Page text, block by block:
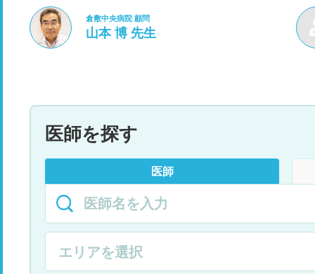
倉敷中央病院 顧問
山本 博 先生
医師を探す
医師